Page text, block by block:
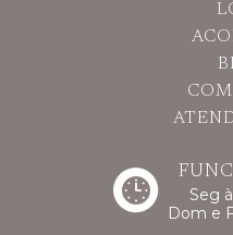
Seg
Dom e